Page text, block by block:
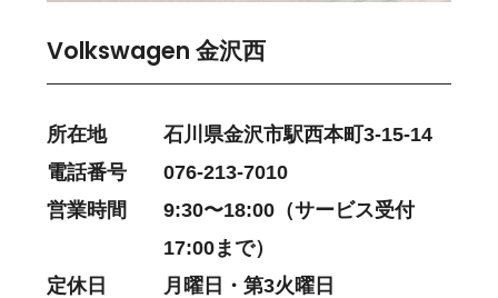
Volkswagen 金沢西
所在地
石川県金沢市駅西本町3-15-14
電話番号
076-213-7010
営業時間
9:30〜18:00（サービス受付
17:00まで）
定休日
月曜日・第3火曜日